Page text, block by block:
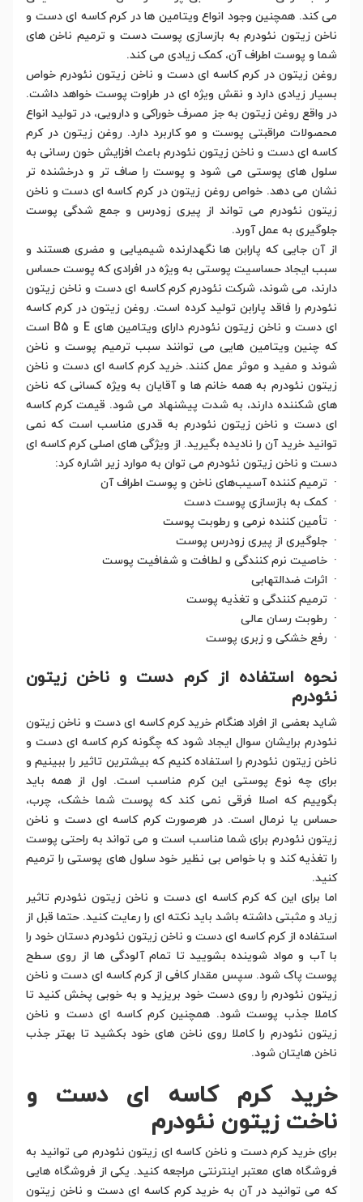
می کند. همچنین وجود انواع ویتامین ها در کرم کاسه ای دست و
ناخن زیتون نئودرم به بازسازی پوست دست و ترمیم ناخن های
شما و پوست اطراف آن، کمک زیادی می کند.
روغن زیتون در کرم کاسه ای دست و ناخن زیتون نئودرم خواص
بسیار زیادی دارد و نقش ویژه ای در طراوت پوست خواهد داشت.
در واقع روغن زیتون به جز مصرف خوراکی و دارویی، در تولید انواع
محصولات مراقبتی پوست و مو کاربرد دارد. روغن زیتون در کرم
کاسه ای دست و ناخن زیتون نئودرم باعث افزایش خون رسانی به
سلول های پوستی می شود و پوست را صاف تر و درخشنده تر
نشان می دهد. خواص روغن زیتون در کرم کاسه ای دست و ناخن
زیتون نئودرم می تواند از پیری زودرس و جمع شدگی پوست
جلوگیری به عمل آورد.
از آن جایی که پارابن ها نگهدارنده شیمیایی و مضری هستند و
سبب ایجاد حساسیت پوستی به ویژه در افرادی که پوست حساس
دارند، می شوند، شرکت نئودرم کرم کاسه ای دست و ناخن زیتون
نئودرم را فاقد پارابن تولید کرده است. روغن زیتون در کرم کاسه
ای دست و ناخن زیتون نئودرم دارای ویتامین های E و B5 است
که چنین ویتامین هایی می توانند سبب ترمیم پوست و ناخن
شوند و مفید و موثر عمل کنند. خرید کرم کاسه ای دست و ناخن
زیتون نئودرم به همه خانم ها و آقایان به ویژه کسانی که ناخن
های شکننده دارند، به شدت پیشنهاد می شود. قیمت کرم کاسه
ای دست و ناخن زیتون نئودرم به قدری مناسب است که نمی
توانید خرید آن را نادیده بگیرید. از ویژگی های اصلی کرم کاسه ای
دست و ناخن زیتون نئودرم می توان به موارد زیر اشاره کرد:
· ترمیم کننده آسیب‌های ناخن و پوست اطراف آن
· کمک به بازسازی پوست دست
· تأمین کننده نرمی و رطوبت پوست
· جلوگیری از پیری زودرس پوست
· خاصیت نرم کنندگی و لطافت و شفافیت پوست
· اثرات ضدالتهابی
· ترمیم کنندگی و تغذیه پوست
· رطوبت رسان عالی
· رفع خشکی و زبری پوست
نحوه استفاده از کرم دست و ناخن زیتون
نئودرم
شاید بعضی از افراد هنگام خرید کرم کاسه ای دست و ناخن زیتون
نئودرم برایشان سوال ایجاد شود که چگونه کرم کاسه ای دست و
ناخن زیتون نئودرم را استفاده کنیم که بیشترین تاثیر را ببینیم و
برای چه نوع پوستی این کرم مناسب است. اول از همه باید
بگوییم که اصلا فرقی نمی کند که پوست شما خشک، چرب،
حساس یا نرمال است. در هرصورت کرم کاسه ای دست و ناخن
زیتون نئودرم برای شما مناسب است و می تواند به راحتی پوست
را تغذیه کند و با خواص بی نظیر خود سلول های پوستی را ترمیم
کنید.
اما برای این که کرم کاسه ای دست و ناخن زیتون نئودرم تاثیر
زیاد و مثبتی داشته باشد باید نکته ای را رعایت کنید. حتما قبل از
استفاده از کرم کاسه ای دست و ناخن زیتون نئودرم دستان خود را
با آب و مواد شوینده بشویید تا تمام آلودگی ها از روی سطح
پوست پاک شود. سپس مقدار کافی از کرم کاسه ای دست و ناخن
زیتون نئودرم را روی دست خود بریزید و به خوبی پخش کنید تا
کاملا جذب پوست شود. همچنین کرم کاسه ای دست و ناخن
زیتون نئودرم را کاملا روی ناخن های خود بکشید تا بهتر جذب
ناخن هایتان شود.
خرید کرم کاسه ای دست و
ناخت زیتون نئودرم
برای خرید کرم دست و ناخن کاسه ای زیتون نئودرم می توانید به
فروشگاه های معتبر اینترنتی مراجعه کنید. یکی از فروشگاه هایی
که می توانید در آن به خرید کرم کاسه ای دست و ناخن زیتون